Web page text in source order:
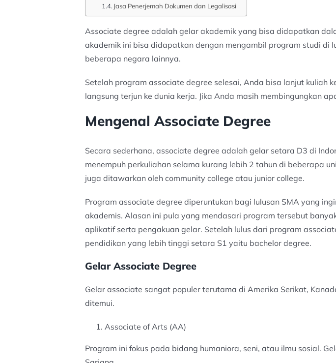
Jasa Penerjemah Dokumen dan Legalisasi
Associate degree adalah gelar akademik yang bisa didapatkan
akademik ini bisa didapatkan dengan mengambil program studi di
beberapa negara lainnya.
Setelah program associate degree selesai, Anda bisa lanjut kuliah
langsung terjun ke dunia kerja. Jika Anda masih membingungkan
Mengenal Associate Degree
Secara sederhana, associate degree adalah gelar setara D3 di
menempuh perkuliahan selama kurang lebih 2 tahun di beberapa
juga ditawarkan oleh community college atau junior college.
Program associate degree diperuntukan bagi lulusan SMA yang
akademis. Alasan ini pula yang mendasari program tersebut
aplikatif serta pengakuan gelar. Setelah lulus dari program
pendidikan yang lebih tinggi setara S1 yaitu bachelor degree.
Gelar Associate Degree
Gelar associate sangat populer terutama di Amerika Serikat,
ditemui.
Associate of Arts (AA)
Program ini fokus pada bidang humaniora, seni, atau ilmu sosial.